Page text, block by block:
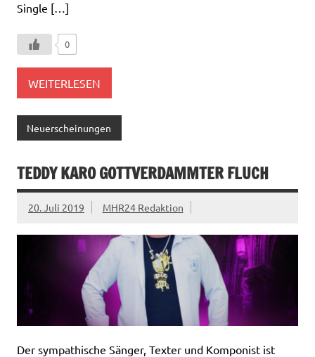
Single […]
0
WEITERLESEN
Neuerscheinungen
TEDDY KARO GOTTVERDAMMTER FLUCH
20. Juli 2019 MHR24 Redaktion
Der sympathische Sänger, Texter und Komponist ist